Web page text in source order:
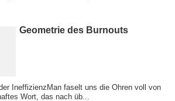
Geometrie des Burnouts
IneffizienzMan faselt uns die Ohren voll von
Wort, das nach üb...